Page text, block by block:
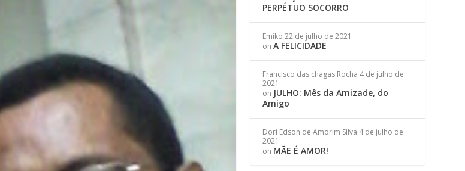
PERPÉTUO SOCORRO
Emiko 22 de julho de 2021
onA FELICIDADE
Francisco das chagas Rocha 4 de julho de
2021
on JULHO: Mês da Amizade, do
Amigo
Dori Edson de Amorim Silva 4 de julho de
2021
on MÃE É AMOR!